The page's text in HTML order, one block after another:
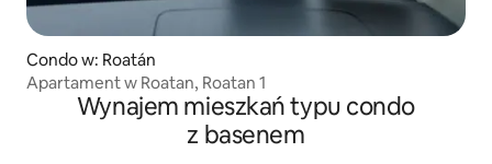
Condo w: Roatán
Apartament w Roatan, Roatan 1
Wynajem mieszkań typu condo
z basenem